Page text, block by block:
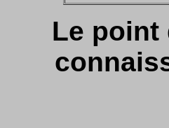
Le point